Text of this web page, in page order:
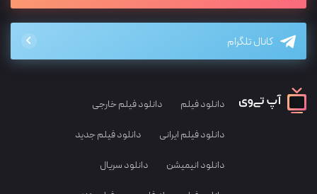
کانال تلگرام
دانلود فیلم دانلود فیلم خارجی
دانلود فیلم ایرانی دانلود فیلم جدید
دانلود انیمیشن دانلود سریال